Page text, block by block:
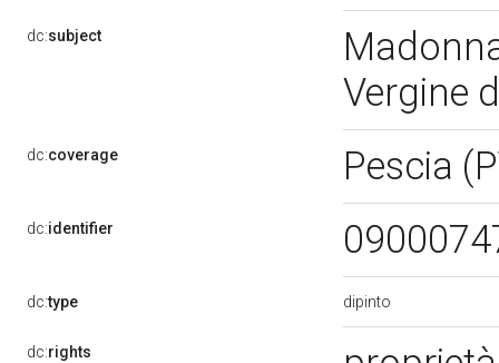
dc:subject
Vergine
dc:coverage Pescia
dc:identifier
dc:type dipinto
dc:rights